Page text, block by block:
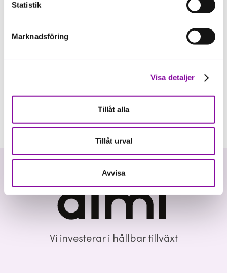
Statistik
Marknadsföring
Visa detaljer
Tillåt alla
Tillåt urval
Avvisa
Vi investerar i hållbar tillväxt